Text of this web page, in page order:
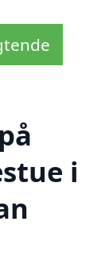
i